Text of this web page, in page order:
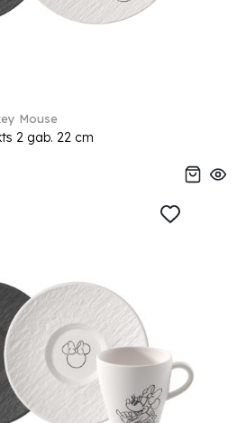
Mouse
2 gab. 22 cm